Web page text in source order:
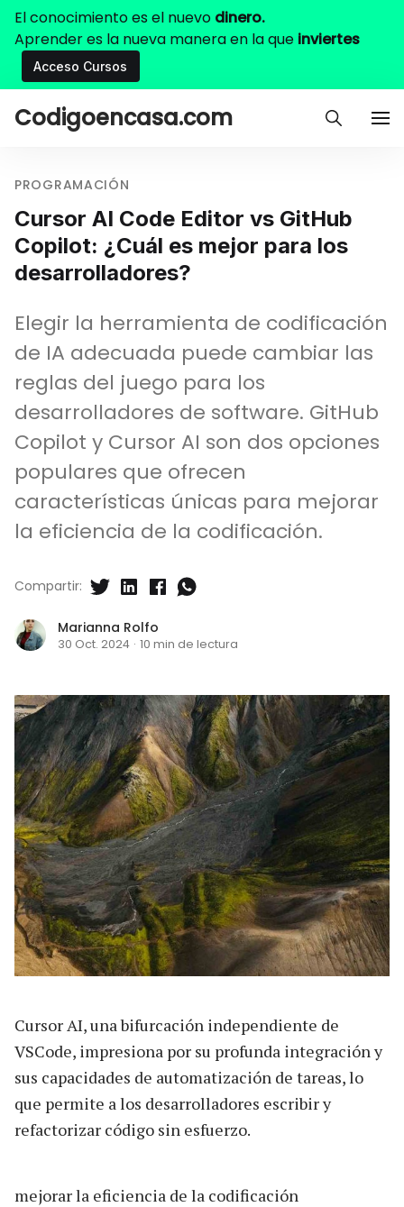
El conocimiento es el nuevo dinero.
Aprender es la nueva manera en la que inviertes
Acceso Cursos
Codigoencasa.com
PROGRAMACIÓN
Cursor AI Code Editor vs GitHub
Copilot: ¿Cuál es mejor para los
desarrolladores?
Elegir la herramienta de codificación
de IA adecuada puede cambiar las
reglas del juego para los
desarrolladores de software. GitHub
Copilot y Cursor AI son dos opciones
populares que ofrecen
características únicas para mejorar
la eficiencia de la codificación.
Marianna Rolfo
30 Oct. 2024 · 10 min de lectura
Compartir:
Cursor AI, una bifurcación independiente de
VSCode, impresiona por su profunda integración y
sus capacidades de automatización de tareas, lo
que permite a los desarrolladores escribir y
refactorizar código sin esfuerzo.
mejorar la eficiencia de la codificación